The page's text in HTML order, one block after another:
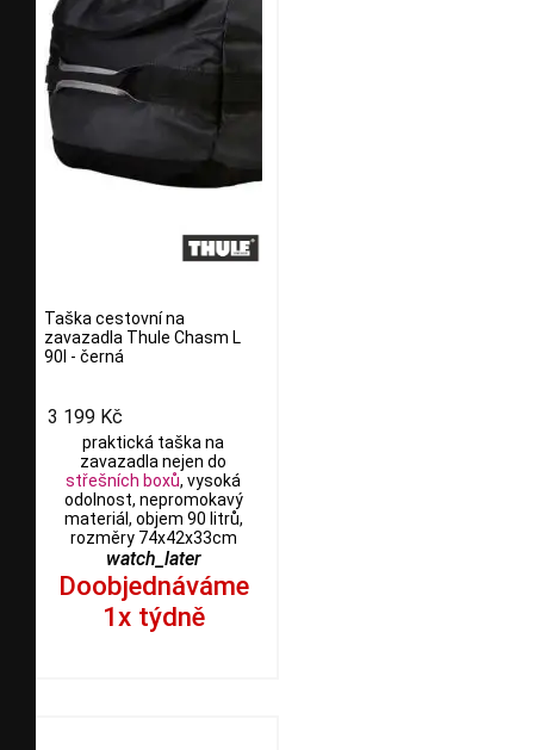
Taška cestovní na
zavazadla Thule Chasm L
90l - černá
3 199 Kč
praktická taška na
zavazadla nejen do
střešních boxů, vysoká
odolnost, nepromokavý
materiál, objem 90 litrů,
rozměry 74x42x33cm
watch_later
Doobjednáváme
1x týdně